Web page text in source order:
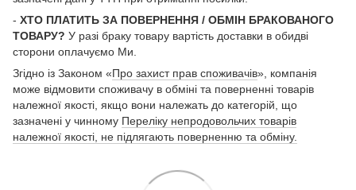
- ХТО ПЛАТИТЬ ЗА ПОВЕРНЕННЯ / ОБМІН БРАКОВАНОГО
ТОВАРУ? У разі браку товару вартість доставки в обидві
сторони оплачуємо Ми.
Згідно із Законом «Про захист прав споживачів», компанія
може відмовити споживачу в обміні та поверненні товарів
належної якості, якщо вони належать до категорій, що
зазначені у чинному Переліку непродовольчих товарів
належної якості, не підлягають поверненню та обміну.